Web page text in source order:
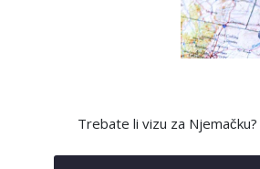
Trebate li vizu za Njemačku?